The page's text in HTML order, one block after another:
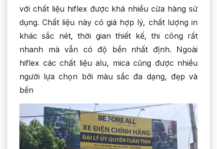
với chất liệu hiflex được khá nhiều cửa hàng sử
dụng. Chất liệu này có giá hợp lý, chất lượng in
khác sắc nét, thời gian thiết kế, thi công rất
nhanh mà vẫn có độ bền nhất định. Ngoài
hiflex các chất liệu alu, mica cũng được nhiều
người lựa chọn bởi màu sắc đa dạng, đẹp và
bền